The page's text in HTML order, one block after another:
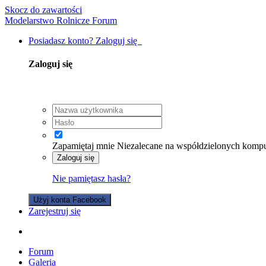
Skocz do zawartości
Modelarstwo Rolnicze Forum
Posiadasz konto? Zaloguj się
Zaloguj się
Zapamiętaj mnie Niezalecane na współdzielonych
Zaloguj się
Nie pamiętasz hasła?
Użyj konta Facebook
Zarejestruj się
Forum
Galeria